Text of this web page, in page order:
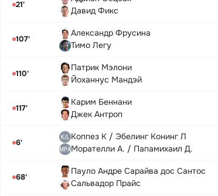
21'
Давид Фикс
107'
Александр Фрусина
Тимо Легу
110'
Патрик Мэлони
Йоханнус Мандэй
117'
Карим Беннани
Джек Антроп
6'
Коппез К / Эбелинг Конинг Л
Морателли А. / Папамихаил Д.
68'
Пауло Андре Сарайва дос Сантос
Сальвадор Прайс